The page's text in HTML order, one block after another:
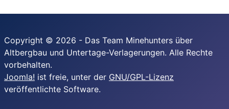
Copyright © 2026 - Das Team Minehunters über
Altbergbau und Untertage-Verlagerungen. Alle Rechte
vorbehalten.
Joomla! ist freie, unter der GNU/GPL-Lizenz
veröffentlichte Software.